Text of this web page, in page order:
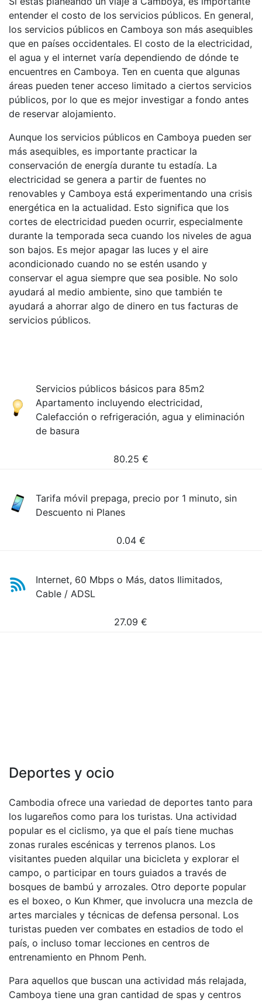
entender el costo de los servicios públicos. En general,
los servicios públicos en Camboya son más asequibles
que en países occidentales. El costo de la electricidad,
el agua y el internet varía dependiendo de dónde te
encuentres en Camboya. Ten en cuenta que algunas
áreas pueden tener acceso limitado a ciertos servicios
públicos, por lo que es mejor investigar a fondo antes
de reservar alojamiento.
Aunque los servicios públicos en Camboya pueden ser
más asequibles, es importante practicar la
conservación de energía durante tu estadía. La
electricidad se genera a partir de fuentes no
renovables y Camboya está experimentando una crisis
energética en la actualidad. Esto significa que los
cortes de electricidad pueden ocurrir, especialmente
durante la temporada seca cuando los niveles de agua
son bajos. Es mejor apagar las luces y el aire
acondicionado cuando no se estén usando y
conservar el agua siempre que sea posible. No solo
ayudará al medio ambiente, sino que también te
ayudará a ahorrar algo de dinero en tus facturas de
servicios públicos.
Servicios públicos básicos para 85m2
Apartamento incluyendo electricidad,
Calefacción o refrigeración, agua y eliminación
de basura
80.25 €
Tarifa móvil prepaga, precio por 1 minuto, sin
Descuento ni Planes
0.04 €
Internet, 60 Mbps o Más, datos Ilimitados,
Cable / ADSL
27.09 €
Deportes y ocio
Cambodia ofrece una variedad de deportes tanto para
los lugareños como para los turistas. Una actividad
popular es el ciclismo, ya que el país tiene muchas
zonas rurales escénicas y terrenos planos. Los
visitantes pueden alquilar una bicicleta y explorar el
campo, o participar en tours guiados a través de
bosques de bambú y arrozales. Otro deporte popular
es el boxeo, o Kun Khmer, que involucra una mezcla de
artes marciales y técnicas de defensa personal. Los
turistas pueden ver combates en estadios de todo el
país, o incluso tomar lecciones en centros de
entrenamiento en Phnom Penh.
Para aquellos que buscan una actividad más relajada,
Camboya tiene una gran cantidad de spas y centros